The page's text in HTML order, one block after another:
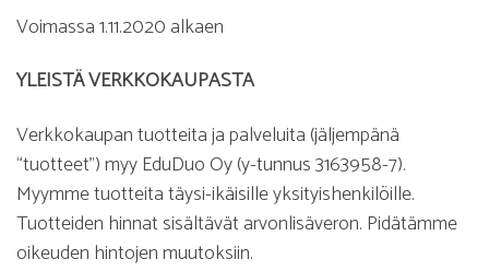
Voimassa 1.11.2020 alkaen
YLEISTÄ VERKKOKAUPASTA
Verkkokaupan tuotteita ja palveluita (jäljempänä
“tuotteet”) myy EduDuo Oy (y-tunnus 3163958-7).
Myymme tuotteita täysi-ikäisille yksityishenkilöille.
Tuotteiden hinnat sisältävät arvonlisäveron. Pidätämme
oikeuden hintojen muutoksiin.